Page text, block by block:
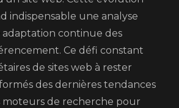
indispensable une analyse
continue des
Ce défi constant
de sites web à rester
des dernières tendances
moteurs de recherche pour